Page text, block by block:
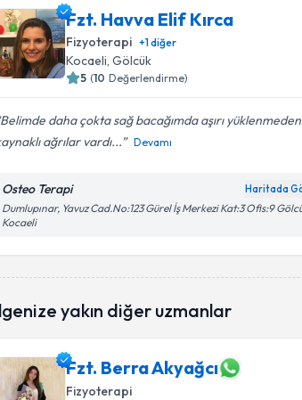
Fzt. Havva Elif Kırca
Fizyoterapi +1diğer
Kocaeli , Gölcük
5 (10 Değerlendirme)
Belimde daha çokta sağ bacağımda aşırı yüklenmeden
ağrılar vardı...
Devamı
Osteo Terapi Haritada
Dumlupınar, Yavuz Cad.No:123 Gürel İş Merkezi Kat:3 Ofis:9
Kocaeli
yakın diğer uzmanlar
Fzt. Berra Akyağcı
Fizyoterapi